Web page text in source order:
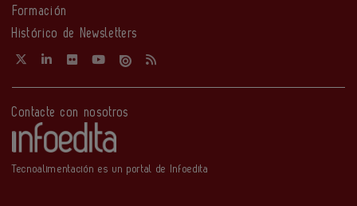
Formación
Histórico de Newsletters
Contacte con nosotros
Tecnoalimentación es un portal de Infoedita